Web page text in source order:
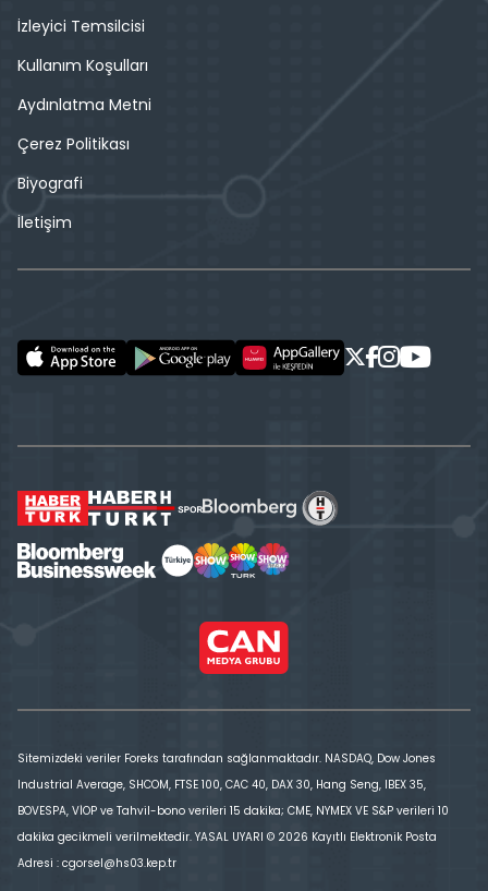
İzleyici Temsilcisi
Kullanım Koşulları
Aydınlatma Metni
Çerez Politikası
Biyografi
İletişim
Sitemizdeki veriler Foreks tarafından sağlanmaktadır. NASDAQ, Dow Jones
Industrial Average, SHCOM, FTSE 100, CAC 40, DAX 30, Hang Seng, IBEX 35,
BOVESPA, VİOP ve Tahvil-bono verileri 15 dakika; CME, NYMEX VE S&P verileri 10
dakika gecikmeli verilmektedir. YASAL UYARI © 2026 Kayıtlı Elektronik Posta
Adresi : cgorsel@hs03.kep.tr